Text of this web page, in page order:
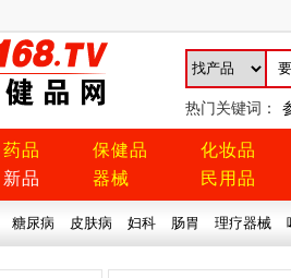
热门关键词：
药品
新品
保健品
器械
化妆品
民用品
糖尿病 皮肤病 妇科 肠胃 理疗器械